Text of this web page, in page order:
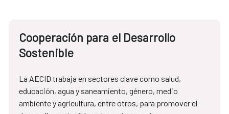
Cooperación para el Desarrollo
Sostenible
La AECID trabaja en sectores clave como salud,
educación, agua y saneamiento, género, medio
ambiente y agricultura, entre otros, para promover el